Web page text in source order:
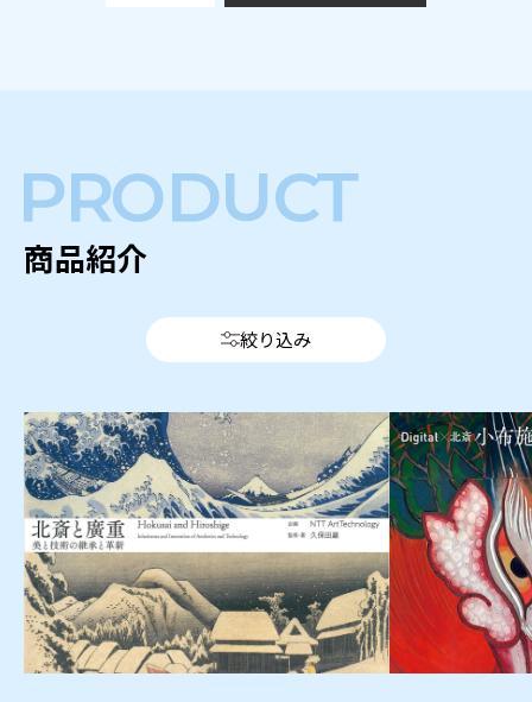
商品紹介
絞り込み